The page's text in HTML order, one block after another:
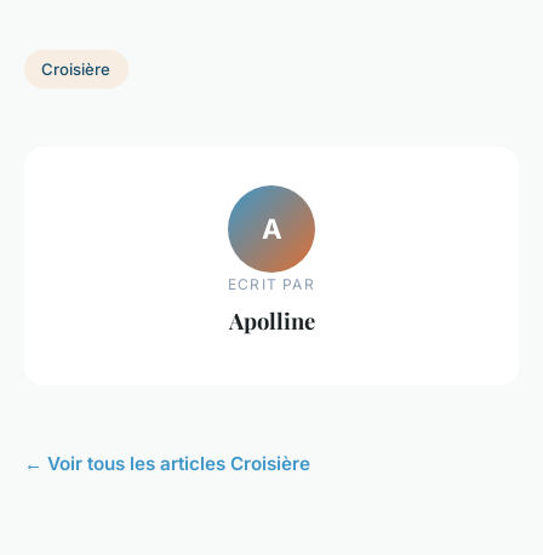
Croisière
A
ECRIT PAR
Apolline
← Voir tous les articles Croisière